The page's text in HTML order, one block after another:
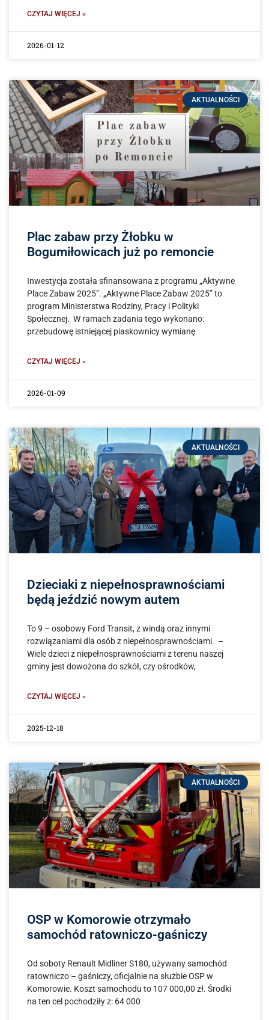
CZYTAJ WIĘCEJ »
2026-01-12
AKTUALNOŚCI
Plac zabaw przy Żłobku w
Bogumiłowicach już po remoncie
Inwestycja została sfinansowana z programu „Aktywne
Place Zabaw 2025”. „Aktywne Place Zabaw 2025” to
program Ministerstwa Rodziny, Pracy i Polityki
Społecznej. W ramach zadania tego wykonano:
przebudowę istniejącej piaskownicy wymianę
CZYTAJ WIĘCEJ »
2026-01-09
AKTUALNOŚCI
Dzieciaki z niepełnosprawnościami
będą jeździć nowym autem
To 9 – osobowy Ford Transit, z windą oraz innymi
rozwiązaniami dla osób z niepełnosprawnościami. –
Wiele dzieci z niepełnosprawnościami z terenu naszej
gminy jest dowożona do szkół, czy ośrodków,
CZYTAJ WIĘCEJ »
2025-12-18
AKTUALNOŚCI
OSP w Komorowie otrzymało
samochód ratowniczo-gaśniczy
Od soboty Renault Midliner S180, używany samochód
ratowniczo – gaśniczy, oficjalnie na służbie OSP w
Komorowie. Koszt samochodu to 107 000,00 zł. Środki
na ten cel pochodziły z: 64 000